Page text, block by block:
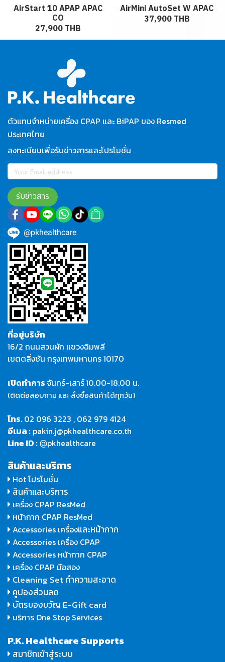
AirStart 10 APAP APAC
CO
27,900 THB
AirMini AutoSet W APAC
37,900 THB
ตัวแทนจำหน่ายเครื่อง CPAP และ BiPAP ของ Resmed
ประเทศไทย
ลงทะเบียนเพื่อรับข่าวสารและโปรโมชั่น
รับข่าวสาร
@pkhealthcare
ที่อยู่บริษัท
16/2 ถนนสวนผัก แขวงฉิมพลี
เขตตลิ่งชัน กรุงเทพมหานคร 10170
เปิดทำการจันทร์-เสาร์10.00-18.00 น.
(ติดต่อสอบถาม และ สั่งซื้อสินค้าได้ทุกวัน)
โทร.02 096 3223 , 062 979 4124
อีเมล : pakin.j@pkhealthcare.co.th
Line ID : @pkhealthcare
สินค้าและบริการ
Hot โปรโมชั่น
สินค้าและบริการ
เครื่อง CPAP ResMed
หน้ากาก CPAP ResMed
Accessories เครื่องและหน้ากาก
Accessories เครื่อง CPAP
Accessories หน้ากาก CPAP
เครื่อง CPAP มือสอง
Cleaning Set ทำความสะอาด
คูปองส่วนลด
บัตรของขวัญ E-Gift card
บริการ One Stop Services
P.K. Healthcare Supports
สมาชิกเข้าสู่ระบบ